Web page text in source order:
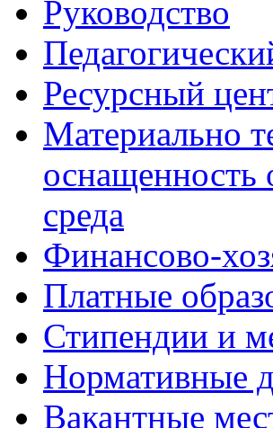
Руководство
Ресурсный
Материально
оснащенность
среда
Финансово-
Платные
Стипендии и
Нормативные
Вакантные